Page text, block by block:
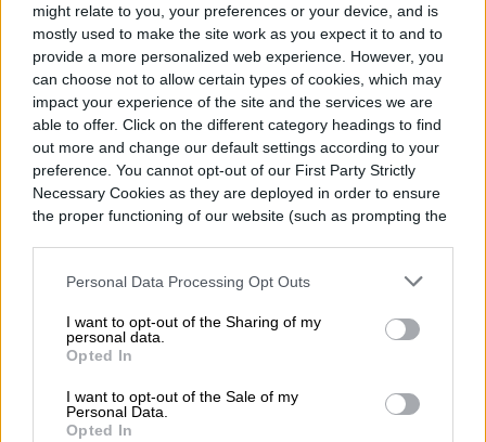
might relate to you, your preferences or your device, and is
mostly used to make the site work as you expect it to and to
provide a more personalized web experience. However, you
can choose not to allow certain types of cookies, which may
impact your experience of the site and the services we are
able to offer. Click on the different category headings to find
out more and change our default settings according to your
preference. You cannot opt-out of our First Party Strictly
Necessary Cookies as they are deployed in order to ensure
the proper functioning of our website (such as prompting the
Personal Data Processing Opt Outs
I want to opt-out of the Sharing of my
personal data.
Opted In
I want to opt-out of the Sale of my
Personal Data.
Opted In
invulnerable a los ataques. Asegurarse de
que su dispositivo esté actualizado es una
excelente manera de mantenerlo seguro.
Diego Bastarrica
Diego Bastarrica es Senior Editor y Head of
Content en Digital Trends en Español,
donde lidera la estrategia editorial, SEO…